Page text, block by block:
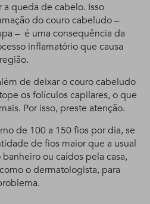
a queda de cabelo. Isso
do couro cabeludo –
– é uma consequência da
inflamatório que causa
de deixar o couro cabeludo
os folículos capilares, o que
Por isso, preste atenção.
de 100 a 150 fios por dia, se
de fios maior que a usual
ou caídos pela casa,
o dermatologista, para